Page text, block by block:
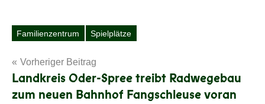
Schlagwörter
Familienzentrum Spielplätze
Beitragsnavigation
Vorheriger Beitrag
Landkreis Oder-Spree treibt Radwegebau
zum neuen Bahnhof Fangschleuse voran